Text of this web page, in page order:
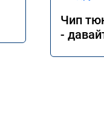
Чип
-